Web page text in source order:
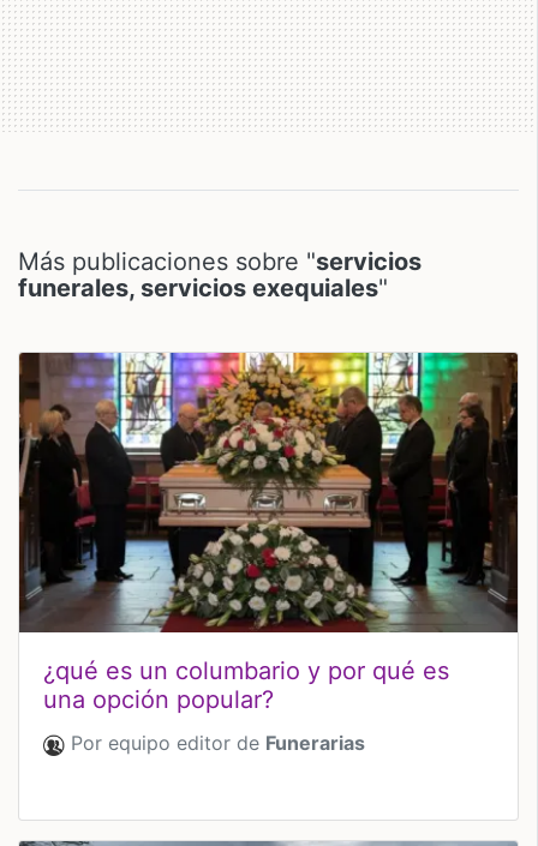
Más publicaciones sobre "servicios
funerales, servicios exequiales"
¿qué es un columbario y por qué es
una opción popular?
Por equipo editor de Funerarias